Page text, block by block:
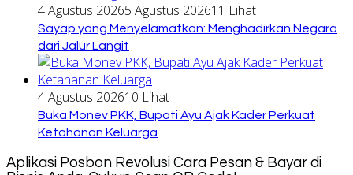
4 Agustus 20265 Agustus 202611 Lihat
Sayap yang Menyelamatkan: Menghadirkan Negara
dari Jalur Langit
4 Agustus 202610 Lihat
Buka Monev PKK, Bupati Ayu Ajak Kader Perkuat
Ketahanan Keluarga
Aplikasi Posbon Revolusi Cara Pesan & Bayar di